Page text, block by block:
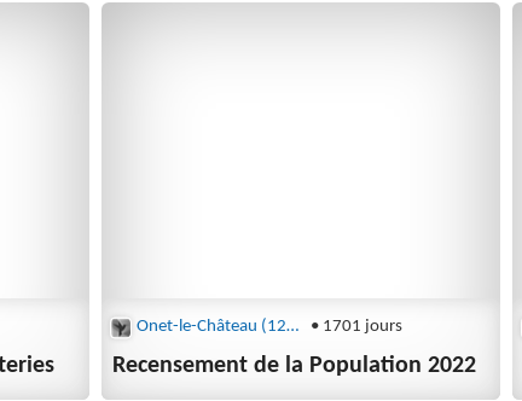
Onet-le-Château (12850) • 1701 jours
Recensement de la Population 2022